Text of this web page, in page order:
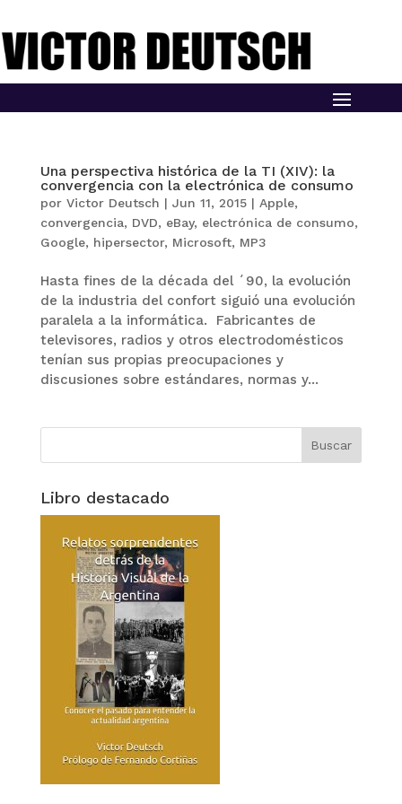
Una perspectiva histórica de la TI (XIV): la
convergencia con la electrónica de consumo
por Victor Deutsch | Jun 11, 2015| Apple,
convergencia, DVD, eBay, electrónica de consumo,
Google, hipersector, Microsoft, MP3
Hasta fines de la década del ´90, la evolución
de la industria del confort siguió una evolución
paralela a la informática. Fabricantes de
televisores, radios y otros electrodomésticos
tenían sus propias preocupaciones y
discusiones sobre estándares, normas y...
Libro destacado